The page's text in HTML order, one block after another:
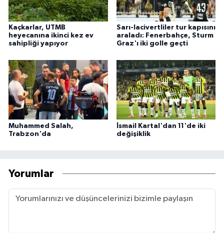
Kaçkarlar, UTMB
heyecanına ikinci kez ev
sahipliği yapıyor
Sarı-lacivertliler tur kapısını
araladı: Fenerbahçe, Sturm
Graz'ı iki golle geçti
Muhammed Salah,
Trabzon'da
İsmail Kartal'dan 11'de iki
değişiklik
Yorumlar